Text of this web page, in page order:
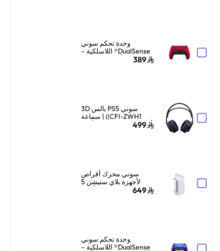
وحدة تحكم سوني
DualSense® اللاسلكية –
389
سوني PS5 بالس 3D
(CFI-ZWH1) | سماعة
ألعاب لاسلكية فوق الأذن |
499
سوني محرك أقراص
لأجهزة بلاي ستيشن 5
الإصدار الرقمي أبيض649
وحدة تحكم سوني
DualSense® اللاسلكية –